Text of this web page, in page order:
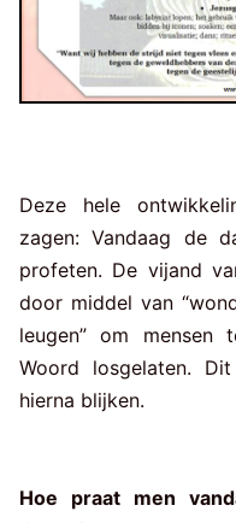
Deze hele
zagen: Vandaag de
profeten. De vijand
door middel van
leugen” om mensen
Woord losgelaten.
hierna blijken.
Hoe praat men